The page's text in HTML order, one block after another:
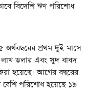
বিদেশি ঋণ পরিশোধ
প্রথম দুই মাসে
ডলার এবং সুদ বাবদ
হয়েছে। আগের বছরের
পরিশোধ হয়েছে ১৯